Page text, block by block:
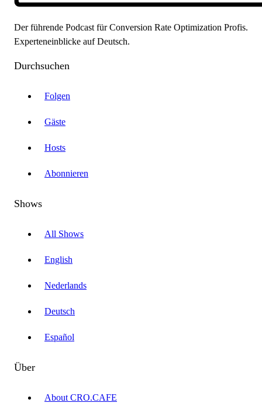
Der führende Podcast für Conversion Rate Optimization Profis.
Experteneinblicke auf Deutsch.
Durchsuchen
Folgen
Gäste
Hosts
Abonnieren
Shows
All Shows
English
Nederlands
Deutsch
Español
Über
About CRO.CAFE